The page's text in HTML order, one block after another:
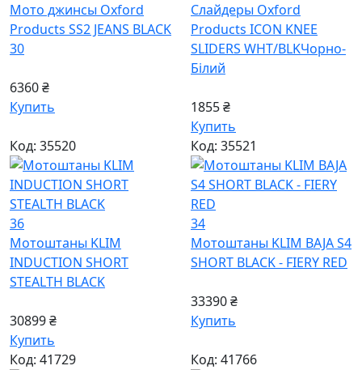
Мото джинсы Oxford
Products SS2 JEANS BLACK
30
6360 ₴
Купить
Слайдеры Oxford
Products ICON KNEE
SLIDERS WHT/BLKЧорно-
Білий
1855 ₴
Купить
Код: 35520
36
Мотоштаны KLIM
INDUCTION SHORT
STEALTH BLACK
30899 ₴
Купить
Код: 35521
34
Мотоштаны KLIM BAJA S4
SHORT BLACK - FIERY RED
33390 ₴
Купить
Код: 41729 Код: 41766